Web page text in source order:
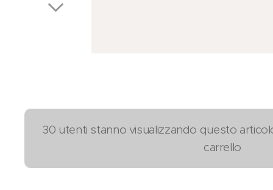
30 utenti stanno visualizzando questo
carrello